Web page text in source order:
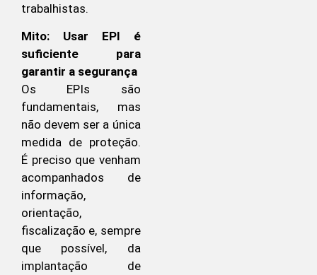
trabalhistas.
Mito: Usar EPI é
suficiente para
garantir a segurança
Os EPIs são
fundamentais, mas
não devem ser a única
medida de proteção.
É preciso que venham
acompanhados de
informação,
orientação,
fiscalização e, sempre
que possível, da
implantação de